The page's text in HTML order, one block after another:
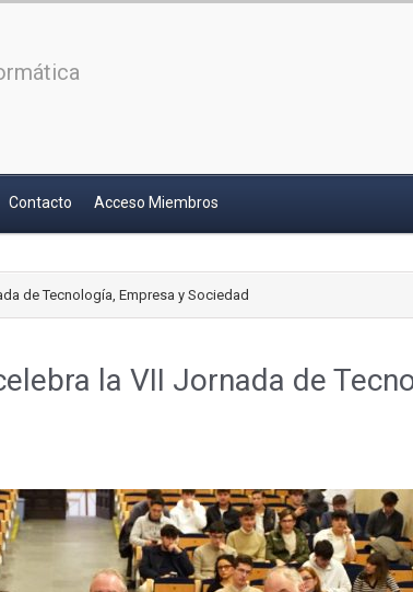
Contacto Acceso Miembros
de Tecnología, Empresa y Sociedad
la VII Jornada de